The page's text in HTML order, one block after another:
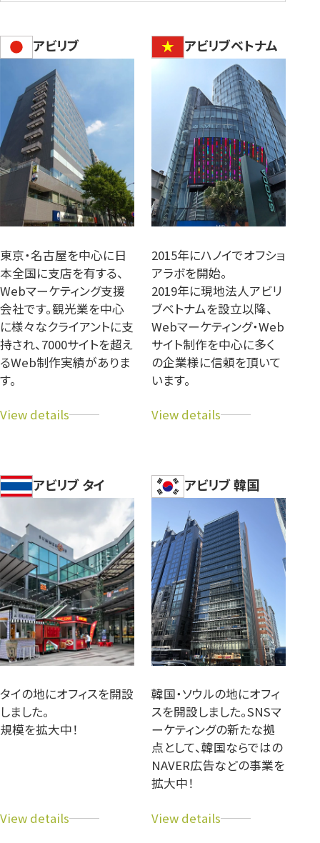
アビリブ
東京・名古屋を中心に日
本全国に支店を有する、
Webマーケティング支援
会社です。観光業を中心
に様々なクライアントに支
持され、7000サイトを超え
るWeb制作実績がありま
す。
ア
ブ
公
サ
イ
ト
アビリブベトナム
2015年にハノイでオフショ
アラボを開始。
2019年に現地法人アビリ
ブベトナムを設立以降、
Webマーケティング・Web
サイト制作を中心に多く
の企業様に信頼を頂いて
います。
ア
ブ
ベ
ム
公
式
サ
イ
ト
アビリブ タイ
タイの地にオフィスを開設
しました。
規模を拡大中！
ア
アビリブ 韓国
韓国・ソウルの地にオフィ
スを開設しました。SNSマ
ーケティングの新たな拠
点として、韓国ならではの
NAVER広告などの事業を
拡大中！
ア